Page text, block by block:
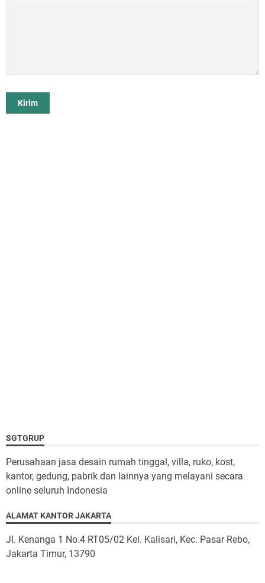
SGTGRUP
Perusahaan jasa desain rumah tinggal, villa, ruko, kost,
kantor, gedung, pabrik dan lainnya yang melayani secara
online seluruh Indonesia
ALAMAT KANTOR JAKARTA
Jl. Kenanga 1 No.4 RT05/02 Kel. Kalisari, Kec. Pasar Rebo,
Jakarta Timur, 13790